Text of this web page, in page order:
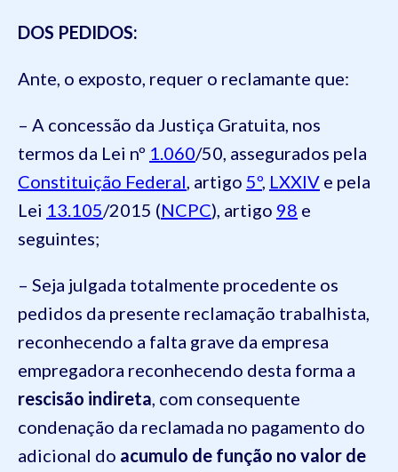
DOS PEDIDOS:
Ante, o exposto, requer o reclamante que:
– A concessão da Justiça Gratuita, nos
termos da Lei nº 1.060/50, assegurados pela
Constituição Federal, artigo 5º, LXXIV e pela
Lei 13.105/2015 (NCPC), artigo 98 e
seguintes;
– Seja julgada totalmente procedente os
pedidos da presente reclamação trabalhista,
reconhecendo a falta grave da empresa
empregadora reconhecendo desta forma a
rescisão indireta, com consequente
condenação da reclamada no pagamento do
adicional do acumulo de função no valor de